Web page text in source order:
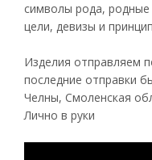
символы рода,
цели, девизы и
Изделия отправляем
последние отправки
Челны, Смоленская
Лично в руки